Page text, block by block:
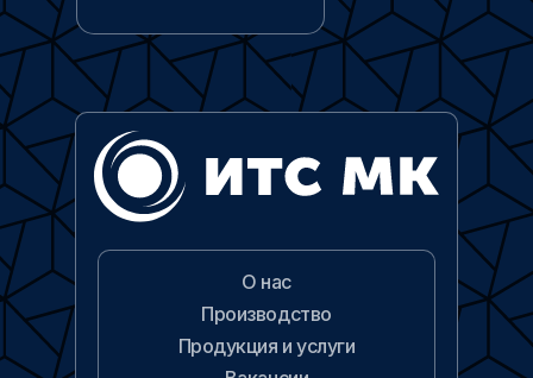
О нас
Производство
Продукция и услуги